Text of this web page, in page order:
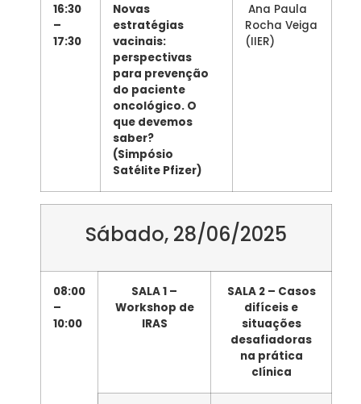
16:30
–
17:30
Novas
estratégias
vacinais:
perspectivas
para prevenção
do paciente
oncológico. O
que devemos
saber?
(Simpósio
Satélite Pfizer)
Ana Paula
Rocha Veiga
(IIER)
Sábado, 28/06/2025
08:00
–
10:00
SALA 1 –
Workshop de
IRAS
SALA 2 – Casos
difíceis e
situações
desafiadoras
na prática
clínica